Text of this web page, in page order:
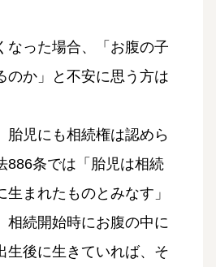
なった場合、「お腹の子
のか」と不安に思う方は
胎児にも相続権は認めら
886条では「胎児は相続
まれたものとみなす」
相続開始時にお腹の中に
生後に生きていれば、そ